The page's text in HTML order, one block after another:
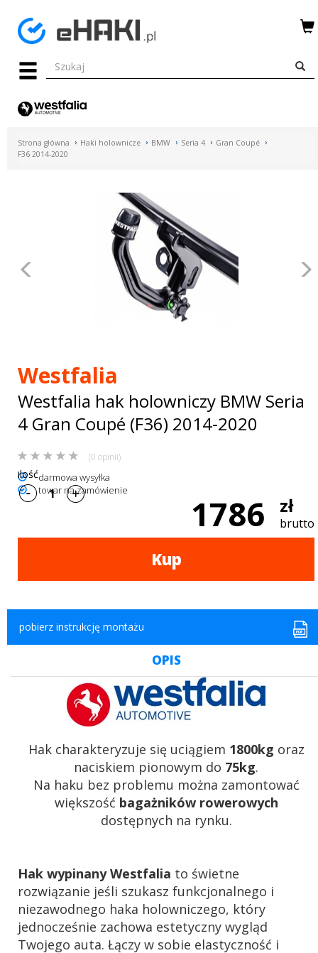
Menu
HAKI
ELEKTRYCZNE
AKCESORIA
SPORTOWE
samochodowe
Strona główna Haki holownicze BMW Seria 4
Gran Coupé
F36 2014-2020
Poprzednie
Westfalia
Westfalia hak holowniczy BMW Seria
4 Gran Coupé (F36) 2014-2020
(0 opinii)
darmowa wysyłka
towar na zamówienie
1786 zł
brutto
ilość
Kup
pobierz instrukcję montażu
OPIS
Hak charakteryzuje się uciągiem 1800kg oraz
naciskiem pionowym do 75kg.
Na haku bez problemu można zamontować
większość bagażników rowerowych
dostępnych na rynku.
Hak wypinany Westfalia to świetne
rozwiązanie jeśli szukasz funkcjonalnego i
niezawodnego haka holowniczego, który
jednocześnie zachowa estetyczny wygląd
Twojego auta. Łączy w sobie elastyczność i